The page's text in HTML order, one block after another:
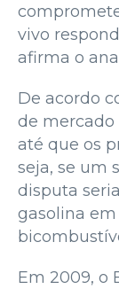
vivo
afirma o
De acordo
de mercado
até que os
seja, se um
disputa
gasolina em
Em 2009, o